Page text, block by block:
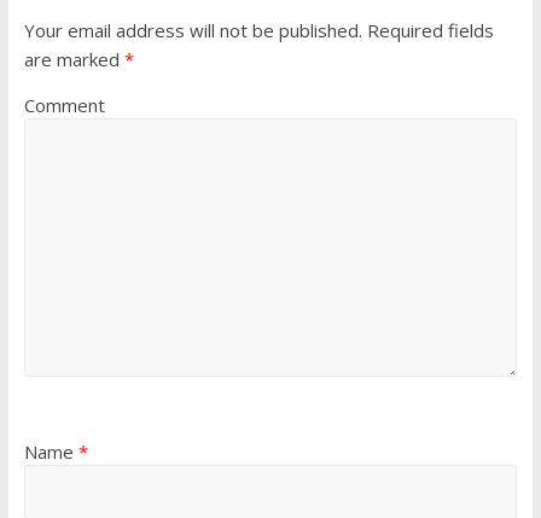
Your email address will not be published. Required fields
are marked *
Comment
Name *